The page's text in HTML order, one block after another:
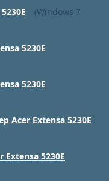
(Windows 7
5230E
5230E
Acer Extensa 5230E
Extensa 5230E